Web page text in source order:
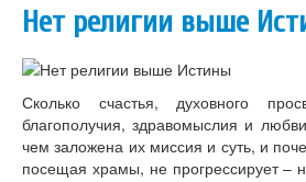
Нет религии выше
Сколько счастья, духовного
благополучия, здравомыслия и
чем заложена их миссия и суть, и
посещая храмы, не прогрессирует –